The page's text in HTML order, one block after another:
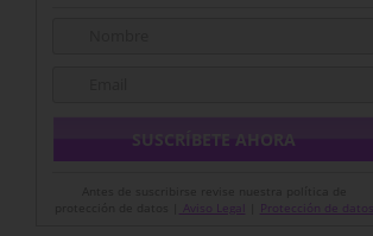
Aviso Legal Protección de datos